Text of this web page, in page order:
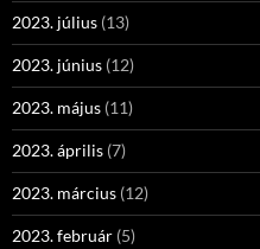
2023. július (13)
2023. június (12)
2023. május (11)
2023. április (7)
2023. március (12)
2023. február (5)